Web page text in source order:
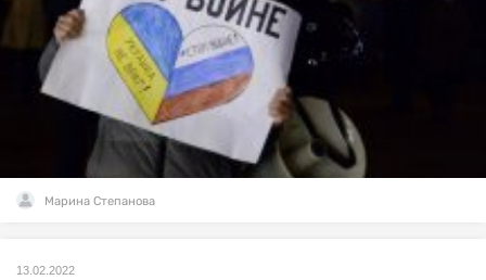
Марина Степанова
13.02.2022